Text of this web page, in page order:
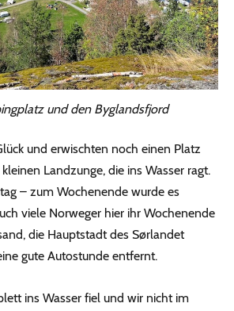
und den Byglandsfjord
und erwischten noch einen Platz
Landzunge, die ins Wasser ragt.
– zum Wochenende wurde es
viele Norweger hier ihr Wochenende
die Hauptstadt des Sørlandet
gute Autostunde entfernt.
ins Wasser fiel und wir nicht im